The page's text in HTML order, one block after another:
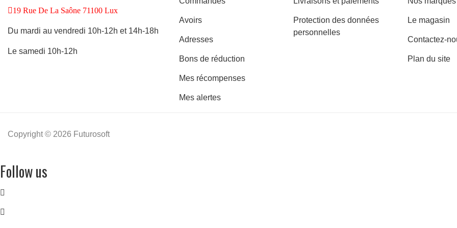
19 Rue De La Saône 71100 Lux
Du mardi au vendredi 10h-12h et 14h-18h
Le samedi 10h-12h
Avoirs
Adresses
Bons de réduction
Mes récompenses
Mes alertes
Protection des données
personnelles
Le magasin
Contactez-
Plan du site
Copyright © 2026 Futurosoft
Follow us